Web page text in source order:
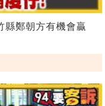
縣鄭朝方有機會贏